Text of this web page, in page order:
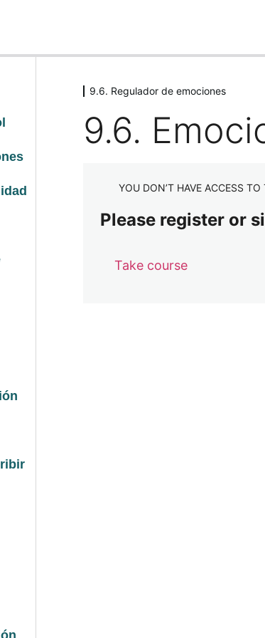
9.6. Regulador de emociones
9.6.
YOU DON’T HAVE ACCESS
Please register or
Take course